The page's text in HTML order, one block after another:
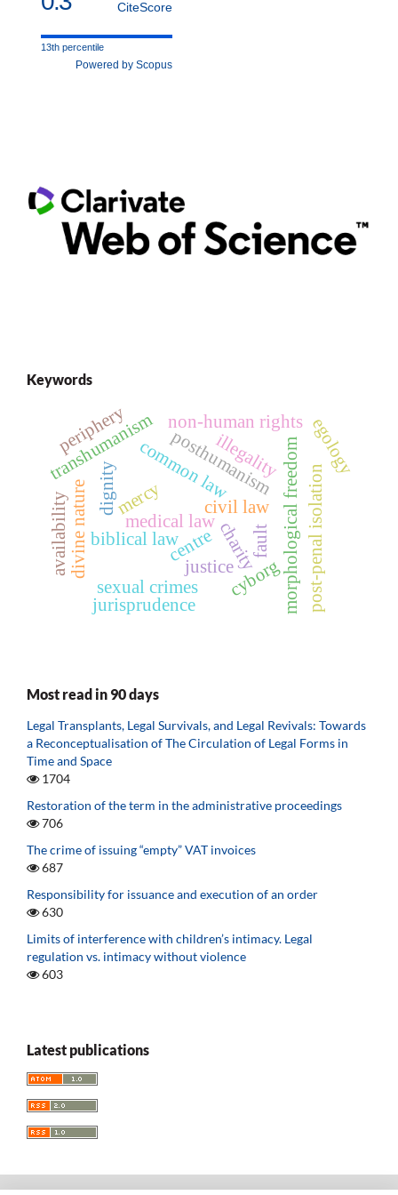
CiteScore
13th percentile
Powered by Scopus
Keywords
mercy
charity
biblical law
civil law
common law
justice
dignity morphological freedom
cyborg
transhumanismposthumanism
divine nature
non-human rights
medical law
sexual crimes post-penal isolation
availability
egology
centre
periphery
jurisprudence
illegality
fault
Most read in 90 days
Legal Transplants, Legal Survivals, and Legal Revivals: Towards
a Reconceptualisation of The Circulation of Legal Forms in
Time and Space
1704
Restoration of the term in the administrative proceedings
706
The crime of issuing “empty” VAT invoices
687
Responsibility for issuance and execution of an order
630
Limits of interference with children’s intimacy. Legal
regulation vs. intimacy without violence
603
Latest publications